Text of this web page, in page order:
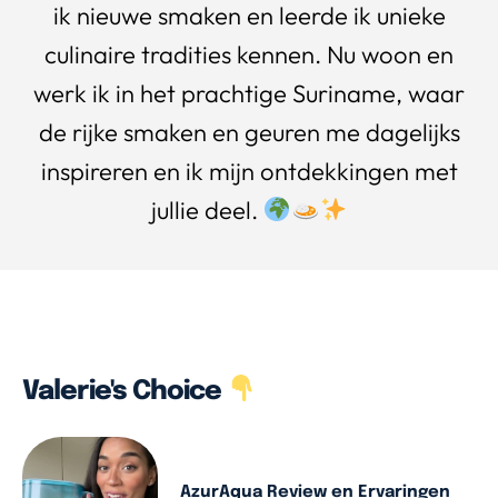
ik nieuwe smaken en leerde ik unieke
culinaire tradities kennen. Nu woon en
werk ik in het prachtige Suriname, waar
de rijke smaken en geuren me dagelijks
inspireren en ik mijn ontdekkingen met
jullie deel.
Valerie's Choice
AzurAqua Review en Ervaringen